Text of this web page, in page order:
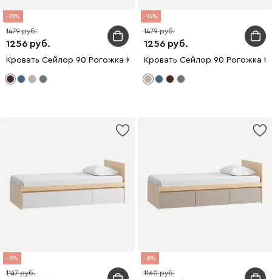
15
1256
1479
Кровать Сейлор 90 Рогожка Коричневый
15
1256
1479
Кровать Сейлор 90 Рогожка
8
1147
8
1160